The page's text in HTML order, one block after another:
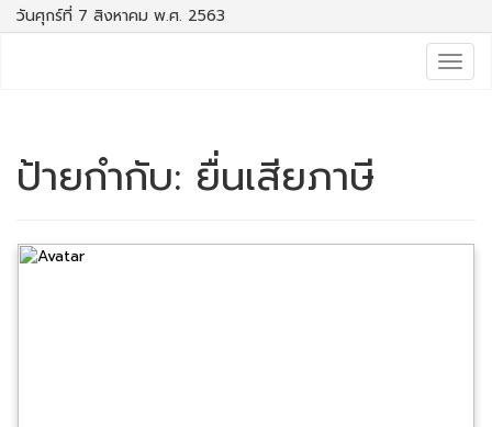
วันศุกร์ที่ 7 สิงหาคม พ.ศ. 2563
ป้ายกำกับ: ยื่นเสียภาษี